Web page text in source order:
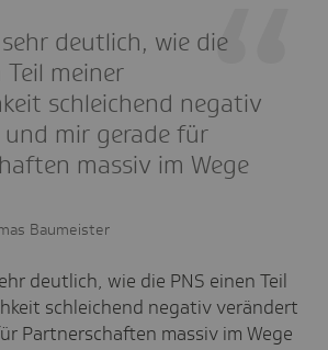
deutlich, wie die
Teil meiner
schleichend negativ
mir gerade für
massiv im Wege
Baumeister
deutlich, wie die PNS einen Teil
schleichend negativ verändert
Partnerschaften massiv im Wege